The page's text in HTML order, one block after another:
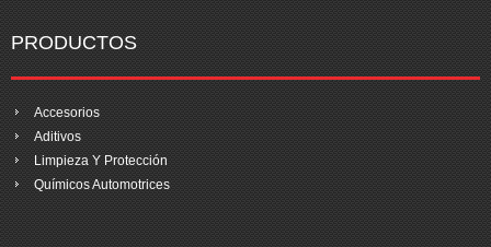
PRODUCTOS
Accesorios
Aditivos
Limpieza Y Protección
Químicos Automotrices